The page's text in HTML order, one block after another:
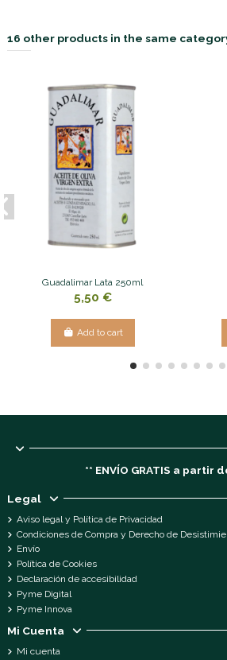
16 other products in the same
Guadalimar Lata 250ml
5,50 €
Add to cart
** ENVÍO GRATIS a partir
Legal
Aviso legal y Política de Privacidad
Condiciones de Compra y Derecho de
Envío
Política de Cookies
Declaración de accesibilidad
Pyme Digital
Pyme Innova
Mi Cuenta
Mi cuenta